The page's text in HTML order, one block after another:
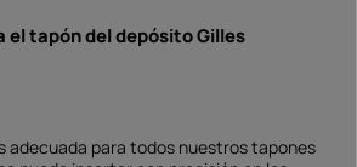
el tapón del depósito Gilles
adecuada para todos nuestros tapones